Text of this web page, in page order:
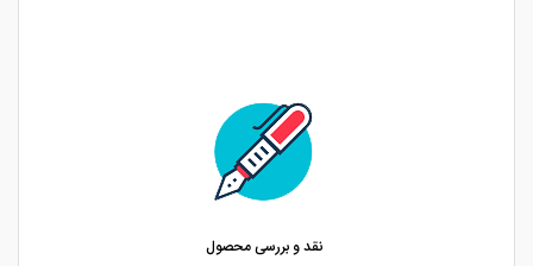
نقد و بررسی محصول